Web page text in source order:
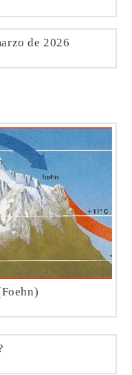
de 2026